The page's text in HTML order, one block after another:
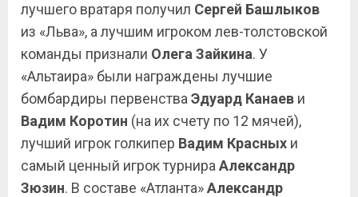
лучшего вратаря получил Сергей Башлыков
из «Льва», а лучшим игроком лев-толстовской
команды признали Олега Зайкина. У
«Альтаира» были награждены лучшие
бомбардиры первенства Эдуард Канаев и
Вадим Коротин (на их счету по 12 мячей),
лучший игрок голкипер Вадим Красных и
самый ценный игрок турнира Александр
Зюзин. В составе «Атланта»Александр